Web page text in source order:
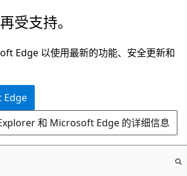
受支持。
Edge 以使用最新的功能、安全更新和
Edge
和 Microsoft Edge 的详细信息